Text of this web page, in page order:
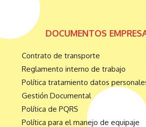
DOCUMENTOS
Contrato de transporte
Reglamento interno de trabajo
Política tratamiento datos
Gestión Documental
Política de PQRS
Política para el manejo de equipaje